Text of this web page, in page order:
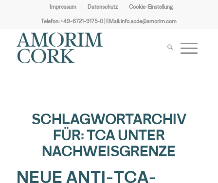
Impressum Datenschutz Cookie-Einstellung
Telefon:+49-6721-9175-0 | EMail:info.acde@amorim.com
SCHLAGWORTARCHIV
FÜR:TCA UNTER
NACHWEISGRENZE
NEUE ANTI-TCA-